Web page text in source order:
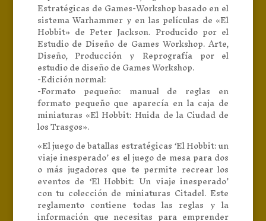
Estratégicas de Games-Workshop basado en el
sistema Warhammer y en las películas de «El
Hobbit» de Peter Jackson. Producido por el
Estudio de Diseño de Games Workshop. Arte,
Diseño, Producción y Reprografía por el
estudio de diseño de Games Workshop.
-Edición normal:
-Formato pequeño: manual de reglas en
formato pequeño que aparecía en la caja de
miniaturas «El Hobbit: Huida de la Ciudad de
los Trasgos».
«El juego de batallas estratégicas ‘El Hobbit: un
viaje inesperado’ es el juego de mesa para dos
o más jugadores que te permite recrear los
eventos de ‘El Hobbit: Un viaje inesperado’
con tu colección de miniaturas Citadel. Este
reglamento contiene todas las reglas y la